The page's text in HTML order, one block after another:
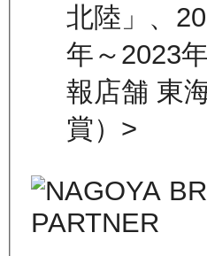
北陸」、
年～2023
報店舗 東
賞）>